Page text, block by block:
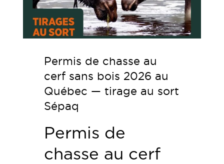
Permis de chasse au
cerf sans bois 2026 au
Québec — tirage au sort
Sépaq
Permis de
chasse au cerf